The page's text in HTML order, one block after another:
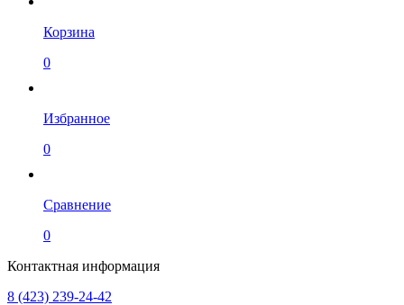
Корзина
0
Избранное
0
Сравнение
0
Контактная информация
8 (423) 239-24-42